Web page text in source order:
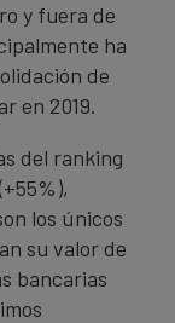
y fuera de
ha
de
en 2019.
del ranking
los únicos
su valor de
bancarias